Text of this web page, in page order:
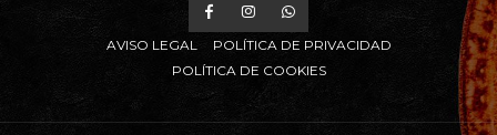
AVISO LEGAL
POLÍTICA DE PRIVACIDAD
POLÍTICA DE COOKIES